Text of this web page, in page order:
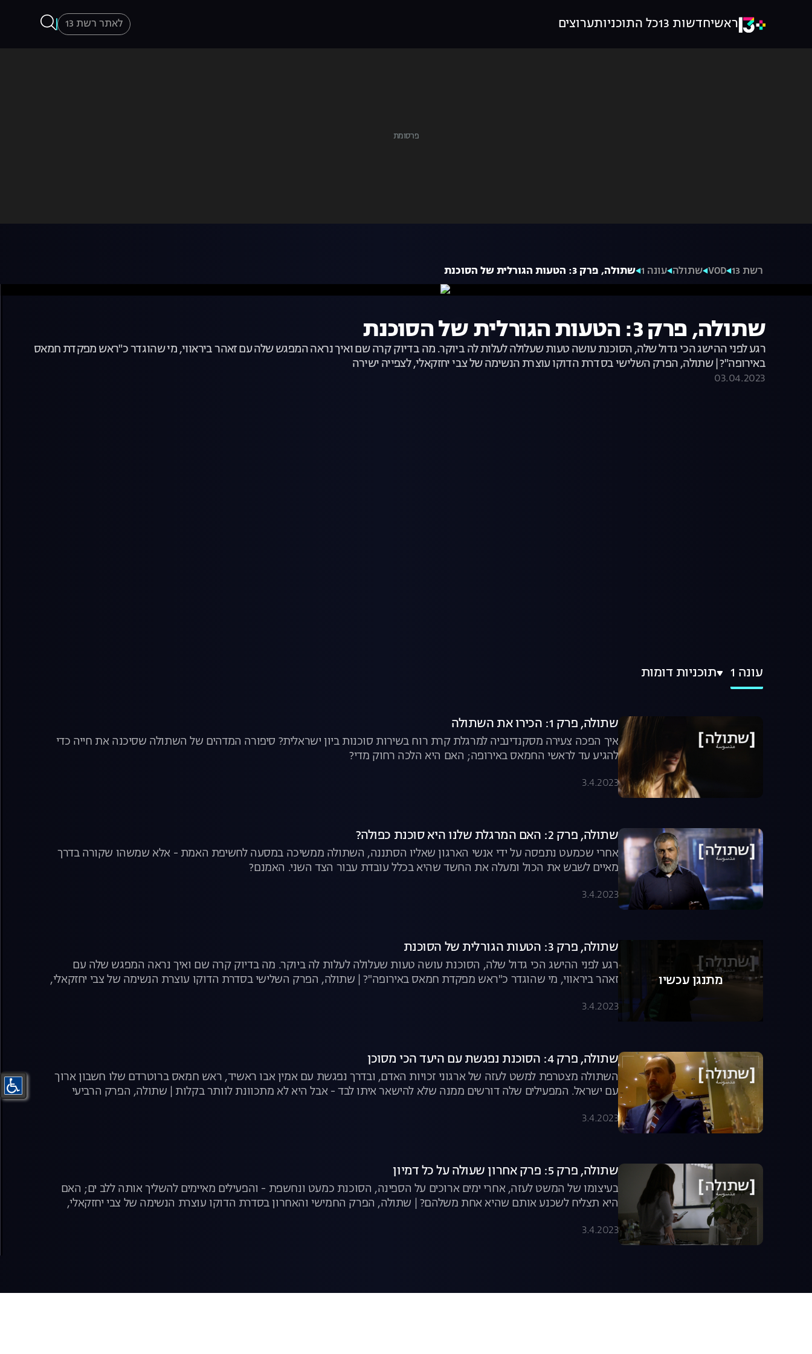
ראשיחדשות 13 כל התוכניותערוצים לאתר רשת 13
רשת 13 VOD שתולה עונה 1 שתולה, פרק 3: הטעות הגורלית של הסוכנת
שתולה, פרק 3: הטעות הגורלית של הסוכנת
רגע לפני ההישג הכי גדול שלה, הסוכנת עושה טעות שעלולה לעלות לה ביוקר. מה בדיוק קרה שם ואיך נראה המפגש שלה עם זאהר ביראווי, מי שהוגדר כ"ראש מפקדת חמאס
באירופה"? | שתולה, הפרק השלישי בסדרת הדוקו עוצרת הנשימה של צבי יחזקאלי, לצפייה ישירה
03.04.2023
עונה 1 תוכניות דומות
שתולה, פרק 1: הכירו את השתולה
איך הפכה צעירה מסקנדינביה למרגלת קרת רוח בשירות סוכנות ביון ישראלית? סיפורה המדהים של השתולה שסיכנה את חייה כדי
להגיע עד לראשי החמאס באירופה; האם היא הלכה רחוק מדי?
3.4.2023
שתולה, פרק 2: האם המרגלת שלנו היא סוכנת כפולה?
אחרי שכמעט נתפסה על ידי אנשי הארגון שאליו הסתננה, השתולה ממשיכה במסעה לחשיפת האמת - אלא שמשהו שקורה בדרך
מאיים לשבש את הכול ומעלה את החשד שהיא בכלל עובדת עבור הצד השני. האמנם?
3.4.2023
מתנגן עכשיו
שתולה, פרק 3: הטעות הגורלית של הסוכנת
רגע לפני ההישג הכי גדול שלה, הסוכנת עושה טעות שעלולה לעלות לה ביוקר. מה בדיוק קרה שם ואיך נראה המפגש שלה עם
זאהר ביראווי, מי שהוגדר כ"ראש מפקדת חמאס באירופה"? | שתולה, הפרק השלישי בסדרת הדוקו עוצרת הנשימה של צבי יחזקאלי,
3.4.2023
שתולה, פרק 4: הסוכנת נפגשת עם היעד הכי מסוכן
השתולה מצטרפת למשט לעזה של ארגוני זכויות האדם, ובדרך נפגשת עם אמין אבו ראשיד, ראש חמאס ברוטרדם שלו חשבון ארוך
עם ישראל. המפעילים שלה דורשים ממנה שלא להישאר איתו לבד - אבל היא לא מתכוונת לוותר בקלות | שתולה, הפרק הרביעי
בסדרת הדוקו עוצרת הנשימה של צבי יחזקאלי, לצפייה ישירה
3.4.2023
שתולה, פרק 5: פרק אחרון שעולה על כל דמיון
בעיצומו של המשט לעזה, אחרי ימים ארוכים על הספינה, הסוכנת כמעט ונחשפת - והפעילים מאיימים להשליך אותה ללב ים; האם
היא תצליח לשכנע אותם שהיא אחת משלהם? | שתולה, הפרק החמישי והאחרון בסדרת הדוקו עוצרת הנשימה של צבי יחזקאלי,
לצפייה ישירה
3.4.2023